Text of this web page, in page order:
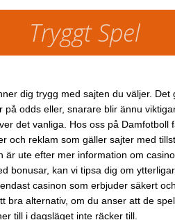
Tryggt Spel
dig trygg med sajten du väljer. Det
på odds eller, snarare blir ännu
det vanliga. Hos oss på Damfotboll
och reklam som gäller sajter med
är ute efter mer information om
bonusar, kan vi tipsa dig om
casinon som erbjuder säkert
bra alternativ, om du anser att de
till i dagsläget inte räcker till.